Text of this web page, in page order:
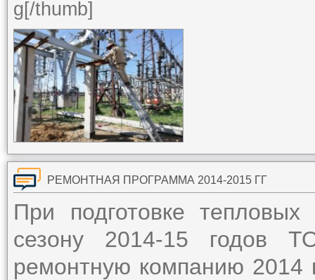
g[/thumb]
РЕМОНТНАЯ ПРОГРАММА 2014-2015 ГГ
При подготовке тепловых
сезону 2014-15 годов
ремонтную компанию 2014